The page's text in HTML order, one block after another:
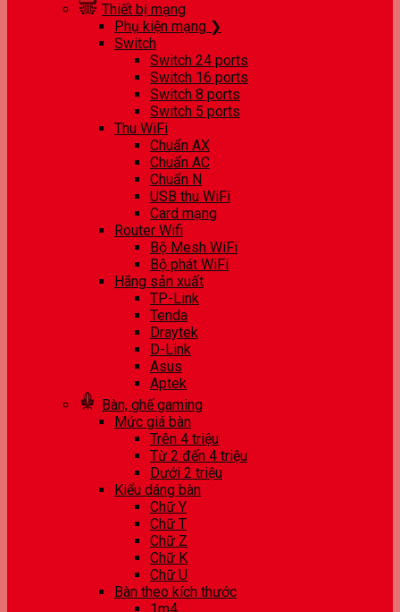
Thiết bị mạng
Phụ kiện mạng ❯
Switch
Switch 24 ports
Switch 16 ports
Switch 8 ports
Switch 5 ports
Thu WiFi
Chuẩn AX
Chuẩn AC
Chuẩn N
USB thu WiFi
Card mạng
Router Wifi
Bộ Mesh WiFi
Bộ phát WiFi
Hãng sản xuất
TP-Link
Tenda
Draytek
D-Link
Asus
Aptek
Bàn, ghế gaming
Mức giá bàn
Trên 4 triệu
Từ 2 đến 4 triệu
Dưới 2 triệu
Kiểu dáng bàn
Chữ Y
Chữ T
Chữ Z
Chữ K
Chữ U
Bàn theo kích thước